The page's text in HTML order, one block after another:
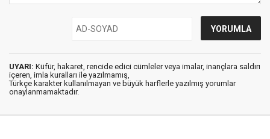
UYARI: Küfür, hakaret, rencide edici cümleler veya imalar, inançlara saldırı
içeren, imla kuralları ile yazılmamış,
Türkçe karakter kullanılmayan ve büyük harflerle yazılmış yorumlar
onaylanmamaktadır.